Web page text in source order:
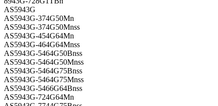
AS5943G
AS5943G-374G50Mn
AS5943G-374G50Mnss
AS5943G-454G64Mn
AS5943G-464G64Mnss
AS5943G-5464G50Bnss
AS5943G-5464G50Mnss
AS5943G-5464G75Bnss
AS5943G-5464G75Mnss
AS5943G-5466G64Bnss
AS5943G-724G64Mn